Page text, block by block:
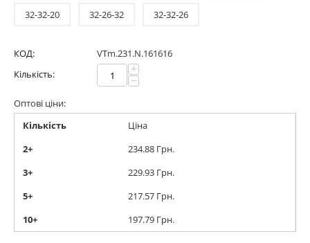
32-32-20 32-26-32 32-32-26
КОД:
VTm.231.N.161616
Кількість:
+
−
Оптові ціни:
Кількість
Ціна
2+
234.88 Грн.
3+
229.93 Грн.
5+
217.57 Грн.
10+
197.79 Грн.